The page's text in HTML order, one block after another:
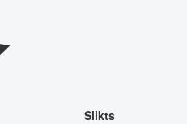
Slikts